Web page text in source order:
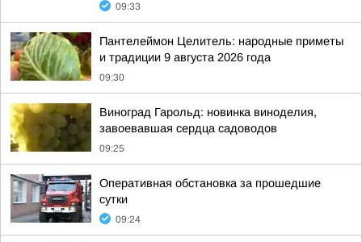
09:33
Пантелеймон Целитель: народные приметы
и традиции 9 августа 2026 года
09:30
Виноград Гарольд: новинка виноделия,
завоевавшая сердца садоводов
09:25
Оперативная обстановка за прошедшие
сутки
09:24